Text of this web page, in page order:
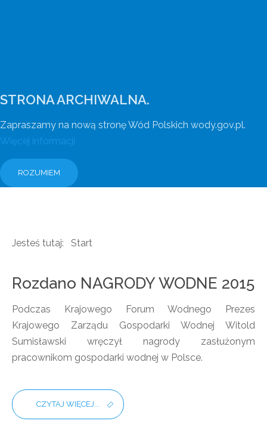
STRONA ARCHIWALNA.
Zapraszamy na nową stronę Wód Polskich wody.gov.pl.
Więcej informacji
ROZUMIEM
Jesteś tutaj: Start
Rozdano NAGRODY WODNE 2015
Podczas Krajowego Forum Wodnego Prezes
Krajowego Zarządu Gospodarki Wodnej Witold
Sumisławski wręczył nagrody zasłużonym
pracownikom gospodarki wodnej w Polsce.
CZYTAJ WIĘCEJ...